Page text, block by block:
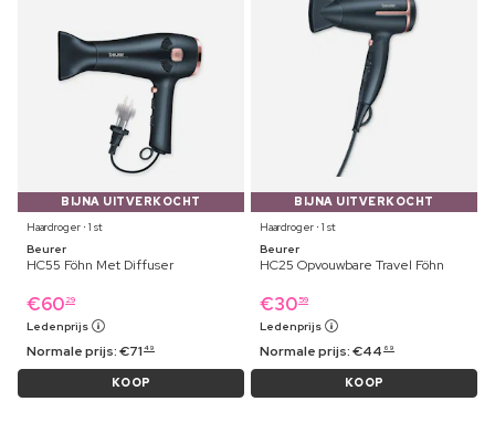
BIJNA UITVERKOCHT
Haardroger ⋅ 1 st
Beurer
HC55 Föhn Met Diffuser
€60 29
Ledenprijs
Normale prijs:€71 49
KOOP
BIJNA UITVERKOCHT
Haardroger ⋅ 1 st
Beurer
HC25 Opvouwbare Travel Föhn
€30 59
Ledenprijs
Normale prijs:€44 69
KOOP